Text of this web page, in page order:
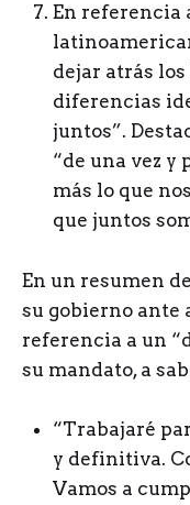
En referencia
dejar atrás los
diferencias
juntos”.
“de una vez y
más lo que
que juntos
En un resumen
su gobierno ante
referencia a un
su mandato, a
“Trabajaré
y definitiva.
Vamos a